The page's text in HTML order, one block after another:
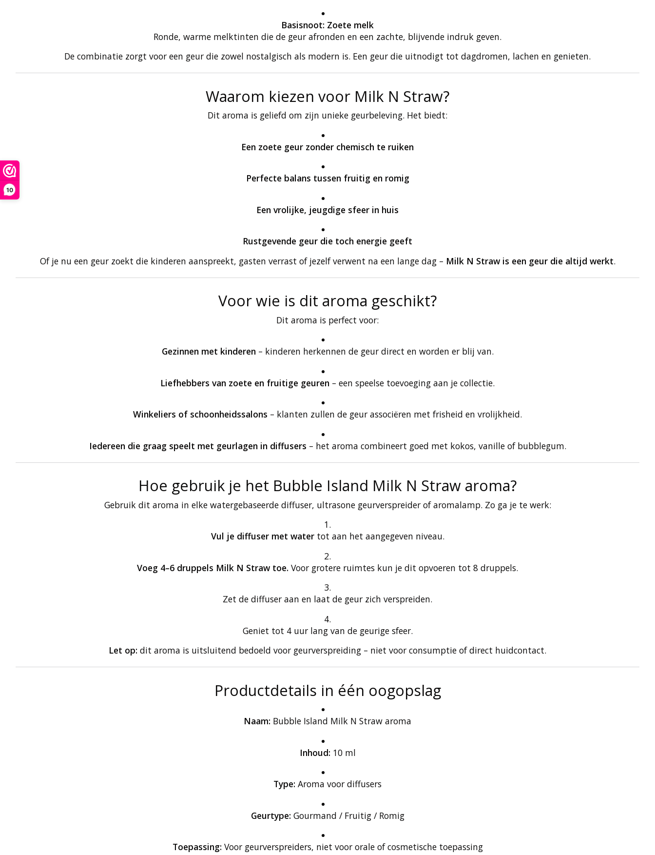
10
Basisnoot: Zoete melk
Ronde, warme melktinten die de geur afronden en een zachte, blijvende indruk geven.
De combinatie zorgt voor een geur die zowel nostalgisch als modern is. Een geur die uitnodigt tot dagdromen, lachen en genieten.
Waarom kiezen voor Milk N Straw?
Dit aroma is geliefd om zijn unieke geurbeleving. Het biedt:
Een zoete geur zonder chemisch te ruiken
Perfecte balans tussen fruitig en romig
Een vrolijke, jeugdige sfeer in huis
Rustgevende geur die toch energie geeft
Of je nu een geur zoekt die kinderen aanspreekt, gasten verrast of jezelf verwent na een lange dag – Milk N Straw is een geur die altijd werkt.
Voor wie is dit aroma geschikt?
Dit aroma is perfect voor:
Gezinnen met kinderen – kinderen herkennen de geur direct en worden er blij van.
Liefhebbers van zoete en fruitige geuren – een speelse toevoeging aan je collectie.
Winkeliers of schoonheidssalons – klanten zullen de geur associëren met frisheid en vrolijkheid.
Iedereen die graag speelt met geurlagen in diffusers – het aroma combineert goed met kokos, vanille of bubblegum.
Hoe gebruik je het Bubble Island Milk N Straw aroma?
Gebruik dit aroma in elke watergebaseerde diffuser, ultrasone geurverspreider of aromalamp. Zo ga je te werk:
Vul je diffuser met watertot aan het aangegeven niveau.
Voeg 4–6 druppels Milk N Straw toe. Voor grotere ruimtes kun je dit opvoeren tot 8 druppels.
Zet de diffuser aan en laat de geur zich verspreiden.
Geniet tot 4 uur lang van de geurige sfeer.
Let op: dit aroma is uitsluitend bedoeld voor geurverspreiding – niet voor consumptie of direct huidcontact.
Productdetails in één oogopslag
Naam: Bubble Island Milk N Straw aroma
Inhoud: 10 ml
Type: Aroma voor diffusers
Geurtype: Gourmand / Fruitig / Romig
Toepassing: Voor geurverspreiders, niet voor orale of cosmetische toepassing